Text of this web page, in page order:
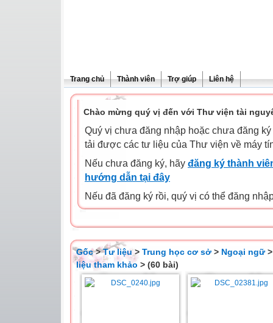
Trang chủ Thành viên Trợ giúp Liên hệ
Chào mừng quý vị đến với Thư viện tài
Quý vị chưa đăng nhập hoặc chưa đăng
tải được các tư liệu của Thư viện về máy
Nếu chưa đăng ký, hãy đăng ký thành
hướng dẫn tại đây
Nếu đã đăng ký rồi, quý vị có thể đăng
Gốc>Tư liệu> Trung học cơ sở > Ngoại ngữ
liệu tham khảo > (60 bài)